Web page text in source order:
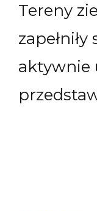
Tereny
aktywnie